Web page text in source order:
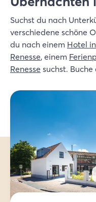
Suchst du nach
verschiedene schöne
du nach einem Hotel
Renesse, einem
Renesse suchst.